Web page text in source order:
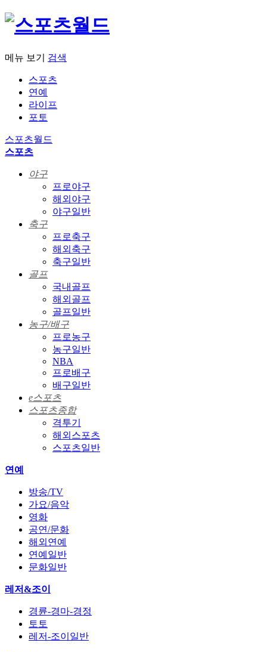
메뉴 보기 검색
스포츠
연예
라이프
포토
스포츠월드
스포츠
야구
프로야구
해외야구
야구일반
축구
프로축구
해외축구
축구일반
골프
국내골프
해외골프
골프일반
농구/배구
프로농구
농구일반
NBA
프로배구
배구일반
e스포츠
스포츠종합
격투기
해외스포츠
스포츠일반
연예
방송/TV
가요/음악
영화
공연/문화
해외연예
연예일반
문화일반
레저&조이
경륜-경마-경정
토토
레저-조이일반